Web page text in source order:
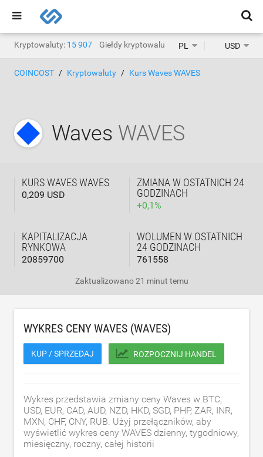
Kryptowaluty: 15 907 Giełdy kryptowalut: 1468
PL USD
COINCOST Kryptowaluty Kurs Waves WAVES
Waves WAVES
KURS WAVES WAVES
0,209 USD
ZMIANA W OSTATNICH 24
GODZINACH
+0,1%
KAPITALIZACJA
RYNKOWA
20859700
WOLUMEN W OSTATNICH
24 GODZINACH
761558
Zaktualizowano21 minut temu
WYKRES CENY WAVES (WAVES)
KUP / SPRZEDAJ ROZPOCZNIJ HANDEL
Wykres przedstawia zmiany ceny Waves w BTC,
USD, EUR, CAD, AUD, NZD, HKD, SGD, PHP, ZAR, INR,
MXN, CHF, CNY, RUB. Użyj przełączników, aby
wyświetlić wykres ceny WAVES dzienny, tygodniowy,
miesięczny, roczny, całej historii